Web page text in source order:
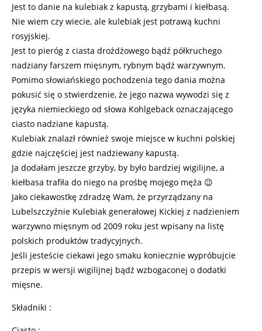
Jest to danie na kulebiak z kapustą, grzybami i kiełbasą.
Nie wiem czy wiecie, ale kulebiak jest potrawą kuchni
rosyjskiej.
Jest to pieróg z ciasta drożdżowego bądź półkruchego
nadziany farszem mięsnym, rybnym bądź warzywnym.
Pomimo słowiańskiego pochodzenia tego dania można
pokusić się o stwierdzenie, że jego nazwa wywodzi się z
języka niemieckiego od słowa Kohlgeback oznaczającego
ciasto nadziane kapustą.
Kulebiak znalazł również swoje miejsce w kuchni polskiej
gdzie najczęściej jest nadziewany kapustą.
Ja dodałam jeszcze grzyby, by było bardziej wigilijne, a
kiełbasa trafiła do niego na prośbę mojego męża 😉
Jako ciekawostkę zdradzę Wam, że przyrządzany na
Lubelszczyźnie Kulebiak generałowej Kickiej z nadzieniem
warzywno mięsnym od 2009 roku jest wpisany na listę
polskich produktów tradycyjnych.
Jeśli jesteście ciekawi jego smaku koniecznie wypróbujcie
przepis w wersji wigilijnej bądź wzbogaconej o dodatki
mięsne.
Składniki :